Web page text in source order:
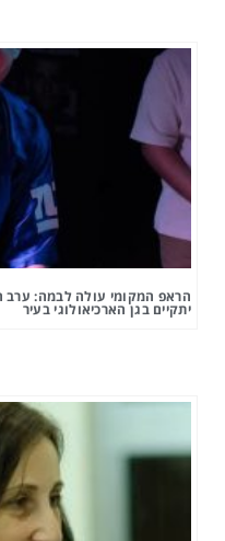
הראפ המקומי עולה לבמה: ערב
יתקיים בגן הארכיאולוגי בעיר